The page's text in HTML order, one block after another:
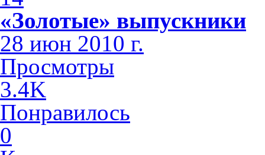
«Золотые» выпускники
28 июн 2010 г.
Просмотры
3.4K
Понравилось
0